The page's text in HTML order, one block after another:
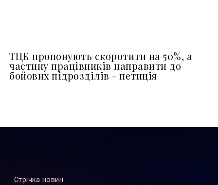
ТЦК пропонують скоротити на 50%, а
частину працівників направити до
бойових підрозділів - петиція
Стрiчка новин